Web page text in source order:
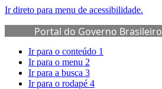
Ir direto para menu de acessibilidade.
Portal do Governo Brasileiro
Ir para o conteúdo 1
Ir para o menu 2
Ir para a busca 3
Ir para o rodapé 4